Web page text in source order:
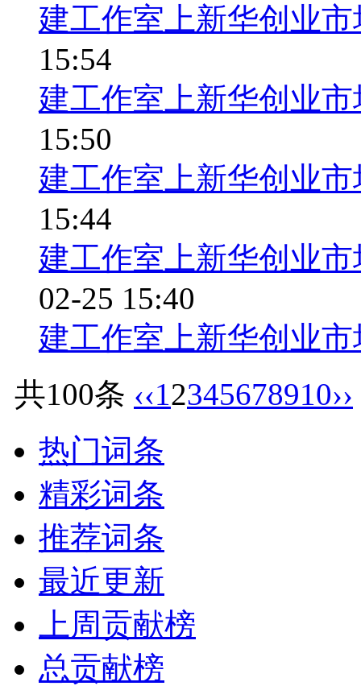
建工作室上新华创业
15:54
建工作室上新华创业
15:50
建工作室上新华创业
15:44
建工作室上新华创业
02-25 15:40
建工作室上新华创业
共100条 ‹‹12345678910››
热门词条
精彩词条
推荐词条
最近更新
上周贡献榜
总贡献榜